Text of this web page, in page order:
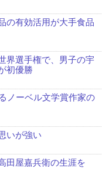
の有効活用が大手食品
界選手権で、男子の宇
初優勝
ノーベル文学賞作家の
いが強い
田屋嘉兵衛の生涯を